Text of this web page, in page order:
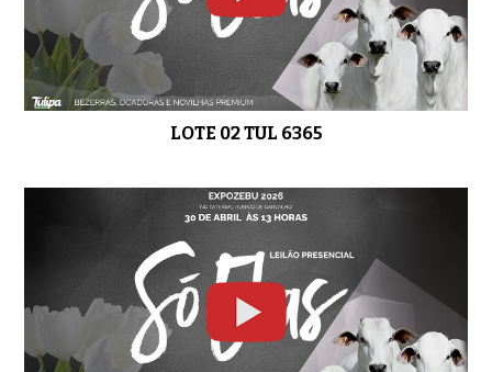
01:19 LOTE 10 TUL 4965
0:52 LOTE 12 TUL 4975
LOTE 02 TUL 6365